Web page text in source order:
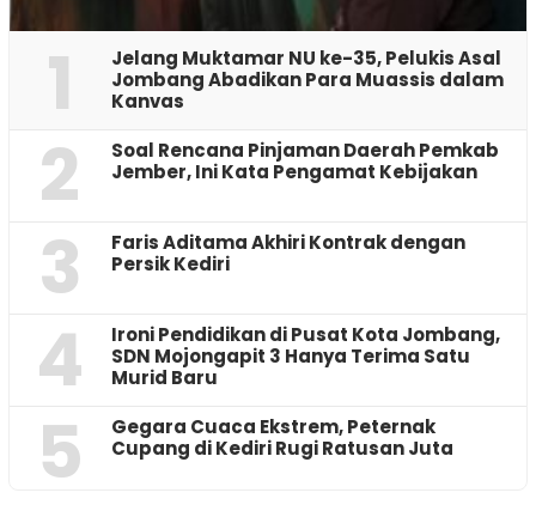
1
Jelang Muktamar NU ke-35, Pelukis Asal
Jombang Abadikan Para Muassis dalam
Kanvas
2
‎Soal Rencana Pinjaman Daerah Pemkab
Jember, Ini Kata Pengamat Kebijakan ‎
3
Faris Aditama Akhiri Kontrak dengan
Persik Kediri
4
Ironi Pendidikan di Pusat Kota Jombang,
SDN Mojongapit 3 Hanya Terima Satu
Murid Baru
5
‎Gegara Cuaca Ekstrem, Peternak
Cupang di Kediri Rugi Ratusan Juta